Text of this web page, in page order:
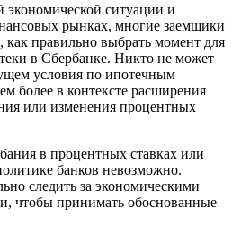
экономической ситуации и
рынках, многие заемщики
как правильно выбрать момент для
в Сбербанке. Никто не может
условия по ипотечным
более в контексте расширения
или изменения процентных
в процентных ставках или
банков невозможно.
следить за экономическими
чтобы принимать обоснованные